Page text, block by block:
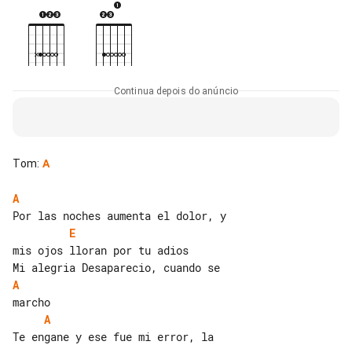
Continua depois do anúncio
Tom: A
A
E
mis ojos lloran por tu adios
A
A